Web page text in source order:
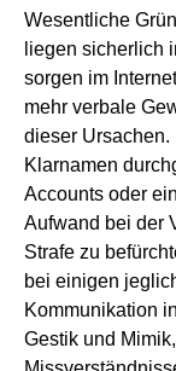
Wesentliche
liegen sicherlich
sorgen im
mehr verbale
dieser Ursachen.
Klarnamen
Accounts oder
Aufwand bei der
Strafe zu
bei einigen
Kommunikation
Gestik und